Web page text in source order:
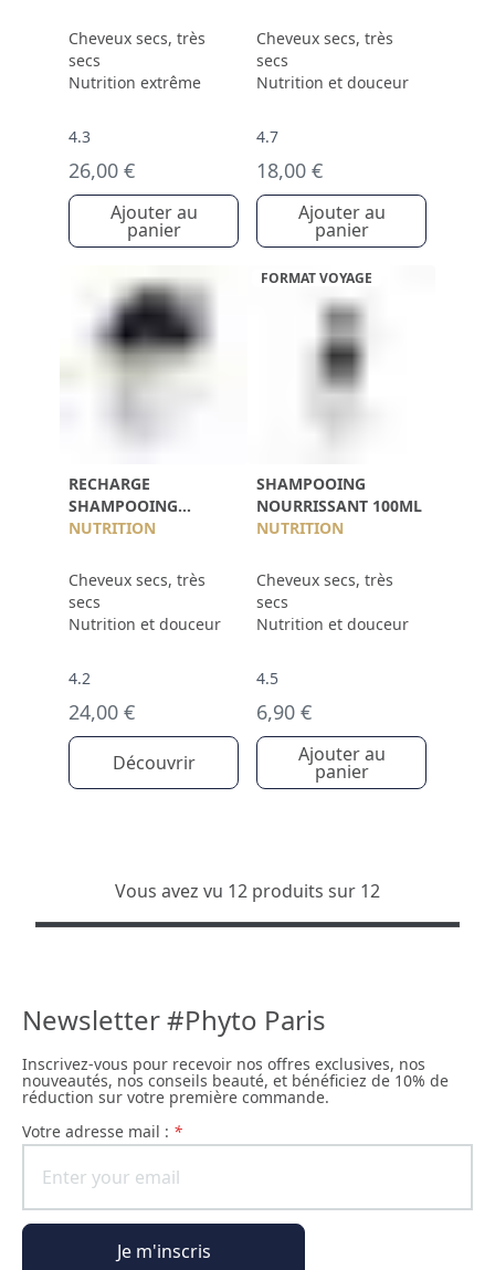
Cheveux secs, très
secs
Nutrition extrême
4.3
26,00 €
Ajouter au
panier
Cheveux secs, très
secs
Nutrition et douceur
4.7
18,00 €
Ajouter au
panier
RECHARGE
SHAMPOOING
NOURRISSANT 750ML
NUTRITION
Cheveux secs, très
secs
Nutrition et douceur
4.2
24,00 €
Découvrir
FORMAT VOYAGE
SHAMPOOING
NOURRISSANT 100ML
NUTRITION
Cheveux secs, très
secs
Nutrition et douceur
4.5
6,90 €
Ajouter au
panier
Vous avez vu 12 produits sur 12
Newsletter #Phyto Paris
Inscrivez-vous pour recevoir nos offres exclusives, nos
nouveautés, nos conseils beauté, et bénéficiez de 10% de
réduction sur votre première commande.
Votre adresse mail : *
Je m'inscris